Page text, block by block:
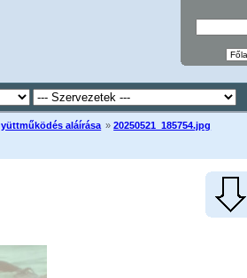
aláírása »20250521_185754.jpg